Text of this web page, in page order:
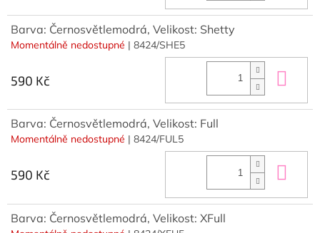
Barva: Černosvětlemodrá, Velikost: Shetty
Momentálně nedostupné | 8424/SHE5
590 Kč
Barva: Černosvětlemodrá, Velikost: Full
Momentálně nedostupné | 8424/FUL5
590 Kč
Barva: Černosvětlemodrá, Velikost: XFull